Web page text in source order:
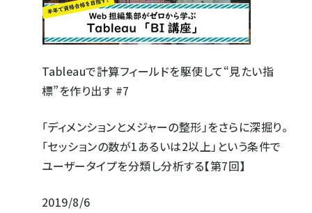
Tableauで計算フィールドを駆使して“見たい指
標”を作り出す #7
「ディメンションとメジャーの整形」をさらに深掘り。
「セッションの数が1あるいは2以上」という条件で
ユーザータイプを分類し分析する【第7回】
2019/8/6